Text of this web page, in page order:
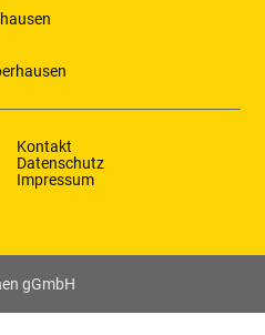
Kontakt
Datenschutz
Impressum
gGmbH